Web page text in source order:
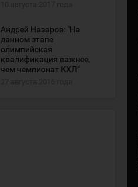
Андрей Назаров: "На
данном этапе
олимпийская
квалификация важнее,
чем чемпионат КХЛ"